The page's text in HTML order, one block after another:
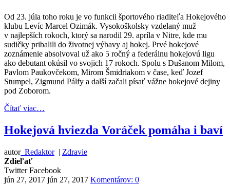
Od 23. júla toho roku je vo funkcii športového riaditeľa Hokejového
klubu Levíc Marcel Ozimák. Vysokoškolsky vzdelaný muž
v najlepších rokoch, ktorý sa narodil 29. apríla v Nitre, kde mu
sudičky pribalili do životnej výbavy aj hokej. Prvé hokejové
zoznámenie absolvoval už ako 5 ročný a federálnu hokejovú ligu
ako debutant okúsil vo svojich 17 rokoch. Spolu s Dušanom Milom,
Pavlom Paukovčekom, Mirom Šmidriakom v čase, keď Jozef
Stumpel, Zigmund Pálfy a další začali písať vážne hokejové dejiny
pod Zoborom.
Čítať viac…
Hokejová hviezda Voráček pomáha i baví
autor Redaktor | Zdravie
Zdieľať
Twitter Facebook
jún 27, 2017 jún 27, 2017 Komentárov: 0